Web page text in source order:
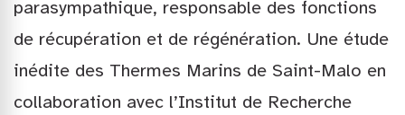
parasympathique, responsable des fonctions
de récupération et de régénération. Une étude
inédite des Thermes Marins de Saint-Malo en
collaboration avec l’Institut de Recherche